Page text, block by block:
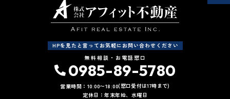
HPを見たと言ってお気軽にお問い合わせください
無料相談・お電話窓口
0985-89-5780
営業時間：10:00〜18:00(窓口受付は17時まで)
定休日：年末年始、水曜日